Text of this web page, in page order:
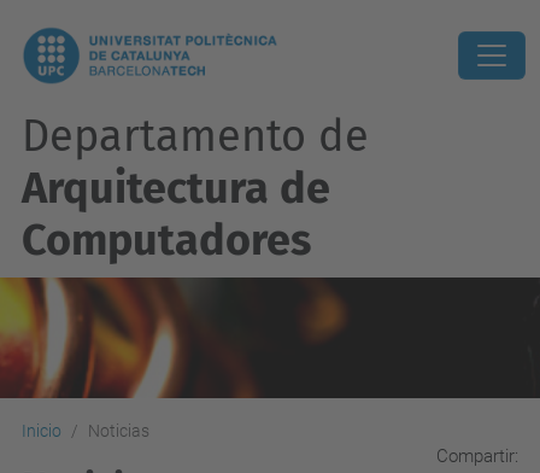
Departamento de
Arquitectura de
Computadores
Inicio Noticias
Compartir: